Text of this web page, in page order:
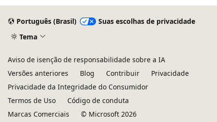
Português (Brasil)
Suas escolhas de privacidade
Tema
Aviso de isenção de responsabilidade sobre a IA
Versões anteriores
Blog Contribuir
Privacidade
Privacidade da Integridade do Consumidor
Termos de Uso
Código de conduta
Marcas Comerciais
© Microsoft 2026